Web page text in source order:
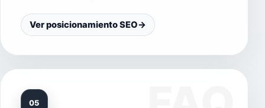
Ver posicionamiento SEO→
05